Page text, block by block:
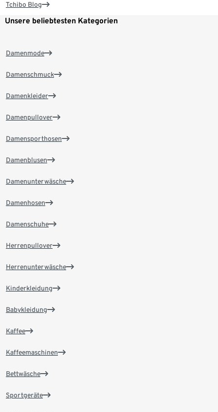
Tchibo Blog
Unsere beliebtesten Kategorien
Damenmode
Damenschmuck
Damenkleider
Damenpullover
Damensporthosen
Damenblusen
Damenunterwäsche
Damenhosen
Damenschuhe
Herrenpullover
Herrenunterwäsche
Kinderkleidung
Babykleidung
Kaffee
Kaffeemaschinen
Bettwäsche
Sportgeräte